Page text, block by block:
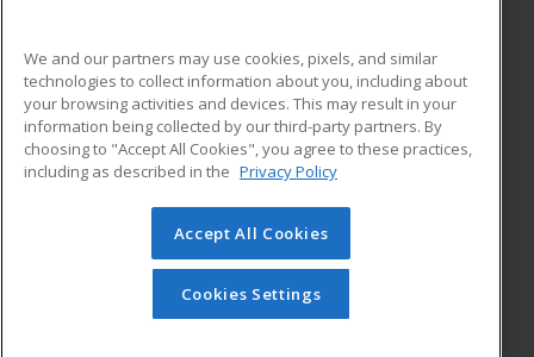
ADDITIONAL RESOURCES
Military
Financial Assistance
Help
Student Blog
© 2026 ed2go, a division of Cengage Learning. All rights
reserved. The material on this site cannot be reproduced or
redistributed unless you have obtained prior written
permission from Cengage Learning.Privacy Policy
We and our partners may use cookies, pixels, and similar
technologies to collect information about you, including about
your browsing activities and devices. This may result in your
information being collected by our third-party partners. By
choosing to "Accept All Cookies", you agree to these practices,
including as described in the Privacy Policy
Accept All Cookies
Cookies Settings